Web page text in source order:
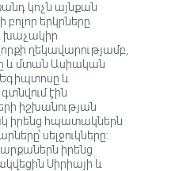
կոչն այնքան
բոլոր երկրները
խաչակիր
ղեկավարությամբ,
և մտան Ասիական
և
էին
իշխանության
իրենց հպատակներն
սելջուկները:
իրենց
Սիրիայի և